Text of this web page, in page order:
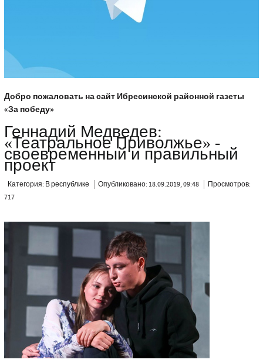
Добро пожаловать на сайт Ибресинской районной газеты
«За победу»
Геннадий Медведев:
«Театральное Приволжье» -
своевременный и правильный
проект
Категория: В республике Опубликовано: 18.09.2019, 09:48
Просмотров:
717